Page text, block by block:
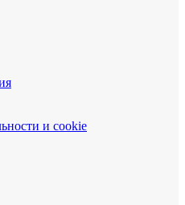
и cookie